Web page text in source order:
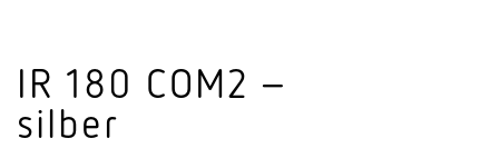
IR 180 COM2 –
silber